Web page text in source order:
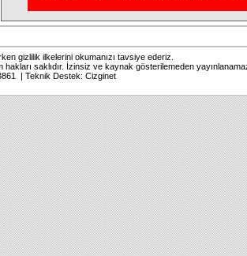
gizlilik ilkelerini okumanızı tavsiye ederiz.
saklıdır. İzinsiz ve kaynak gösterilemeden
| Teknik Destek: Cizginet